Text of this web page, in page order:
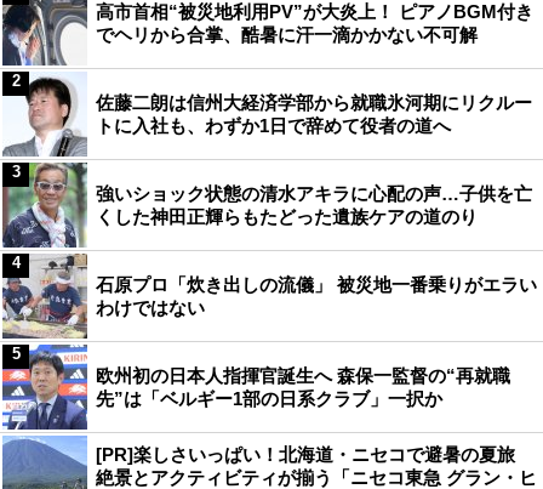
高市首相“被災地利用PV”が大炎上！ ピアノBGM付き
でヘリから合掌、酷暑に汗一滴かかない不可解
佐藤二朗は信州大経済学部から就職氷河期にリクルー
トに入社も、わずか1日で辞めて役者の道へ
2
強いショック状態の清水アキラに心配の声…子供を亡
くした神田正輝らもたどった遺族ケアの道のり
3
石原プロ「炊き出しの流儀」 被災地一番乗りがエラい
わけではない
4
欧州初の日本人指揮官誕生へ 森保一監督の“再就職
先”は「ベルギー1部の日系クラブ」一択か
5
[PR]楽しさいっぱい！北海道・ニセコで避暑の夏旅
絶景とアクティビティが揃う「ニセコ東急 グラン・ヒ